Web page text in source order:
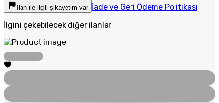
İlan ile ilgili şikayetim var İade ve Geri Ödeme Politikası
İlgini çekebilecek diğer ilanlar